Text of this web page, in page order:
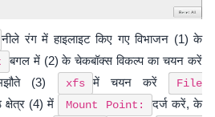
नीले रंग में हाइलाइट किए गए विभाजन (1) के
बगल में (2) के चेकबॉक्स विकल्प का चयन करें
(3) xfs में चयन करें
File
क्षेत्र (4) में Mount Point:
दर्ज करें, के